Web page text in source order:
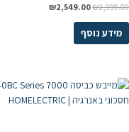
₪2,999.00
₪2,549.00
מידע נוסף